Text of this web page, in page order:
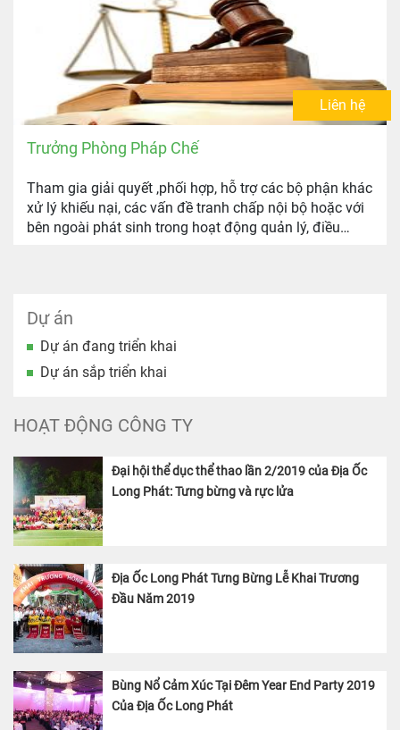
Liên hệ
Trưởng Phòng Pháp Chế
Tham gia giải quyết ,phối hợp, hỗ trợ các bộ phận khác
xử lý khiếu nại, các vấn đề tranh chấp nội bộ hoặc với
bên ngoài phát sinh trong hoạt động quản lý, điều
Dự án
Dự án đang triển khai
Dự án sắp triển khai
HOẠT ĐỘNG CÔNG TY
Đại hội thể dục thể thao lần 2/2019 của Địa Ốc
Long Phát: Tưng bừng và rực lửa
Địa Ốc Long Phát Tưng Bừng Lễ Khai Trương
Đầu Năm 2019
Bùng Nổ Cảm Xúc Tại Đêm Year End Party 2019
Của Địa Ốc Long Phát